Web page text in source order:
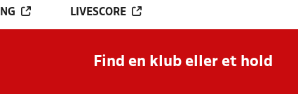
LIVESCORE
Find en klub eller et hold